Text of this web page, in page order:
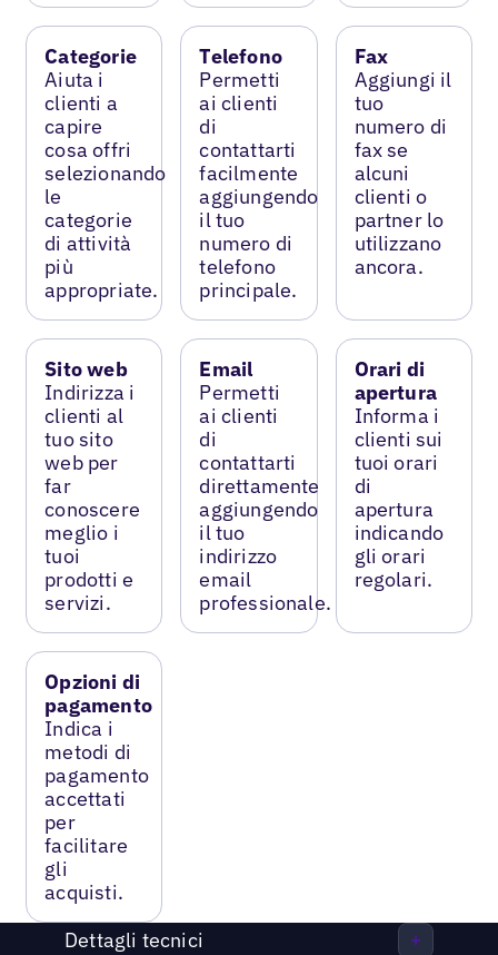
Categorie
Aiuta i
clienti a
capire
cosa offri
selezionando
le
categorie
di attività
più
appropriate.
Telefono
Permetti
ai clienti
di
contattarti
facilmente
aggiungendo
il tuo
numero di
telefono
principale.
Fax
Aggiungi il
tuo
numero di
fax se
alcuni
clienti o
partner lo
utilizzano
ancora.
Sito web
Indirizza i
clienti al
tuo sito
web per
far
conoscere
meglio i
tuoi
prodotti e
servizi.
Email
Permetti
ai clienti
di
contattarti
direttamente
aggiungendo
il tuo
indirizzo
email
professionale.
Orari di
apertura
Informa i
clienti sui
tuoi orari
di
apertura
indicando
gli orari
regolari.
Opzioni di
pagamento
Indica i
metodi di
pagamento
accettati
per
facilitare
gli
acquisti.
Dettagli tecnici